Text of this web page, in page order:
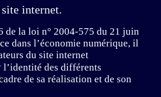
internet.
de la loi n° 2004-575 du 21 juin
dans l’économie numérique, il
du site internet
l’identité des différents
de sa réalisation et de son